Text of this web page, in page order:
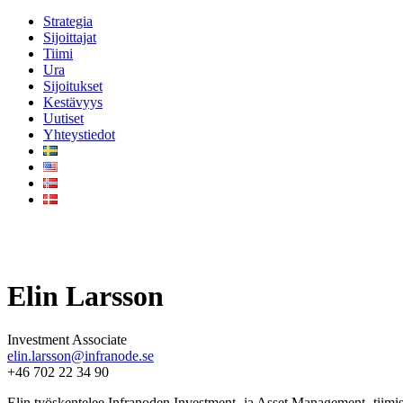
Strategia
Sijoittajat
Tiimi
Ura
Sijoitukset
Kestävyys
Uutiset
Yhteystiedot
Elin Larsson
Investment Associate
elin.larsson@infranode.se
+46 702 22 34 90